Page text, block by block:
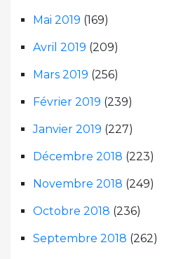
Mai 2019 (169)
Avril 2019 (209)
Mars 2019 (256)
Février 2019 (239)
Janvier 2019 (227)
Décembre 2018 (223)
Novembre 2018 (249)
Octobre 2018 (236)
Septembre 2018 (262)